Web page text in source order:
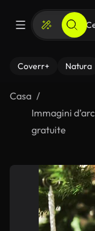
Coverr+ Natura
Casa
Immagini
gratuite